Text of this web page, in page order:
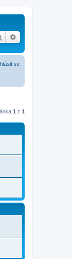
Hledat
se
1 z 1